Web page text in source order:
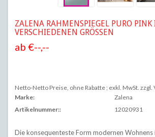
ZALENA RAHMENSPIEGEL PURO PINK
VERSCHIEDENEN GRÖSSEN
ab €--,--
Netto-Netto Preise, ohne Rabatte ; exkl. MwSt. zzgl.
Marke:
Zalena
Artikelnummer::
12020931
Die konsequenteste Form modernen Wohnens